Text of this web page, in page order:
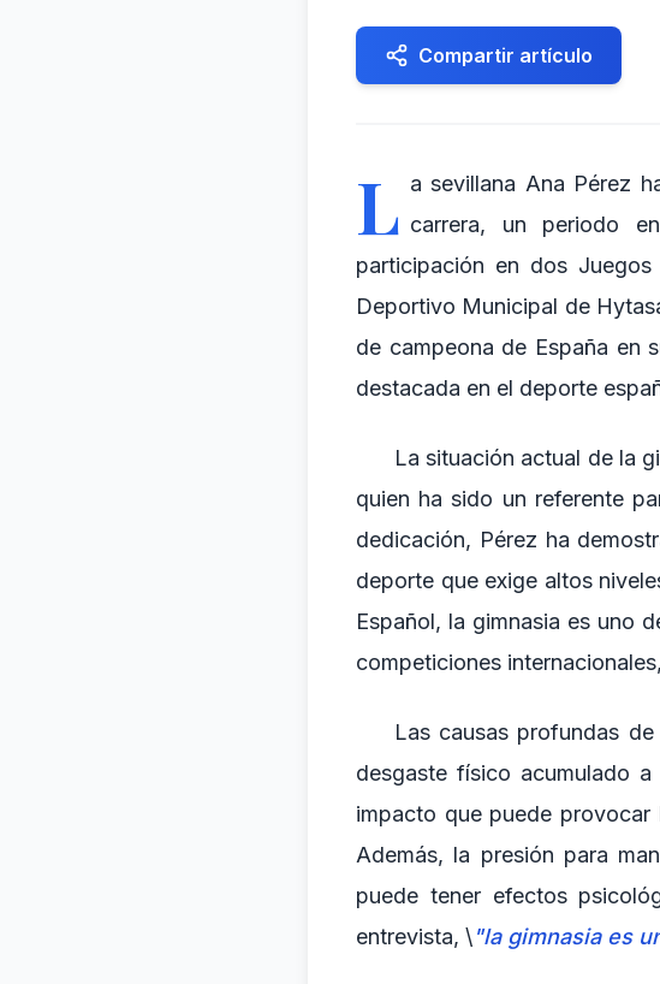
Compartir artículo
L a sevillana Ana Pérez
carrera, un periodo
participación en dos
Deportivo Municipal de
de campeona de España en
destacada en el deporte
La situación actual de la
quien ha sido un referente
dedicación, Pérez ha
deporte que exige altos
Español, la gimnasia es uno
competiciones
Las causas profundas
desgaste físico acumulado
impacto que puede provocar
Además, la presión para
puede tener efectos
entrevista, \"la gimnasia es